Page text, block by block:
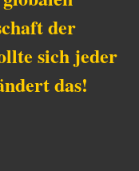
der
sich jeder
das!